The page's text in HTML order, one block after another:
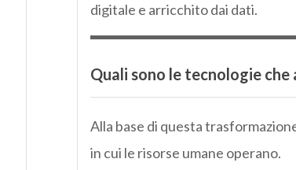
digitale e arricchito dai dati.
Quali sono le tecnologie che
Alla base di questa
in cui le risorse umane operano.